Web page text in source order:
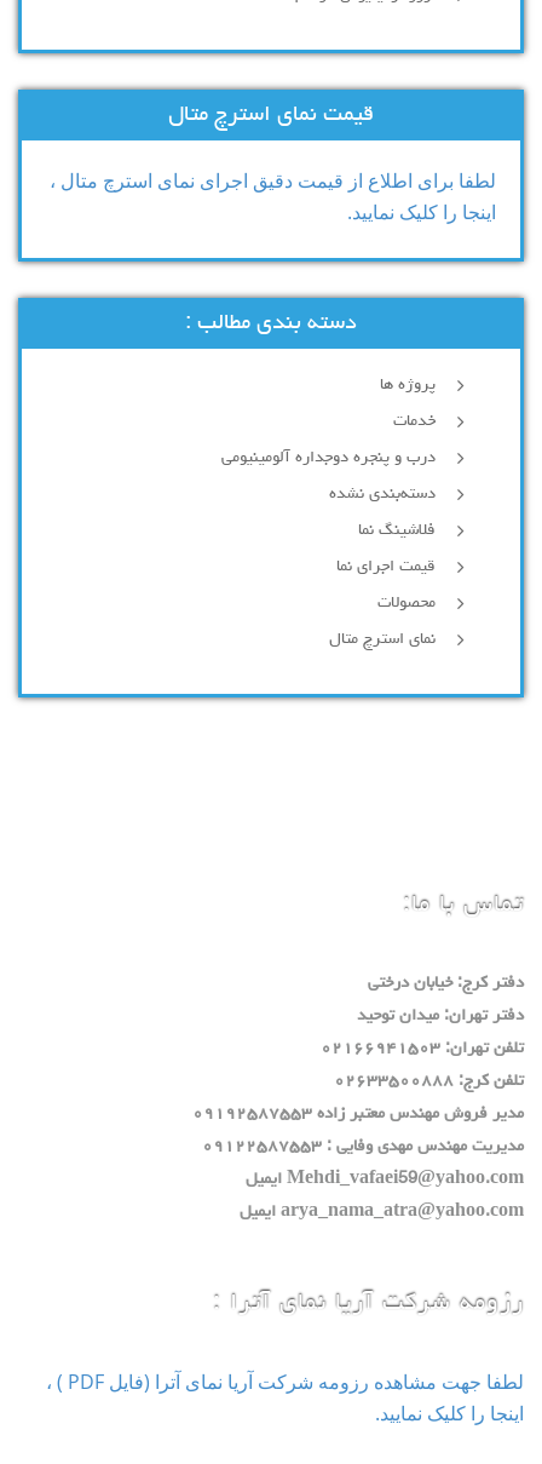
قیمت نمای استرچ متال
لطفا برای اطلاع از قیمت دقیق اجرای نمای استرچ متال ،
اینجا را کلیک نمایید.
دسته بندی مطالب :
پروژه ها
خدمات
درب و پنجره دوجداره آلومینیومی
دسته‌بندی نشده
فلاشینگ نما
قیمت اجرای نما
محصولات
نمای استرچ متال
تماس با ما:
دفتر كرج: خيابان درختي
دفتر تهران: ميدان توحيد
تلفن تهران: ٠٢١٦٦٩٤١٥٠٣
تلفن كرج: ٠٢٦٣٣٥٠٠٨٨٨
مدير فروش مهندس معتبر زاده ٠٩١٩٢٥٨٧٥٥٣
مديريت مهندس مهدي وفايي : ٠٩١٢٢٥٨٧٥٥٣
Mehdi_vafaei59@yahoo.com ايميل
arya_nama_atra@yahoo.com ايميل
رزومه شرکت آریا نمای آترا :
لطفا جهت مشاهده رزومه شرکت آریا نمای آترا (فایل PDF ) ،
اینجا را کلیک نمایید.